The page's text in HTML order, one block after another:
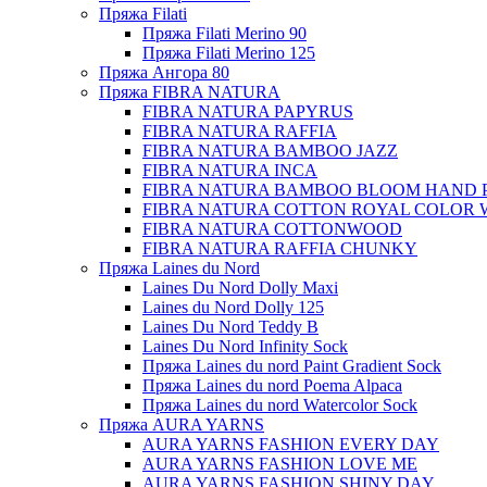
Пряжа Filati
Пряжа Filati Merino 90
Пряжа Filati Merino 125
Пряжа Ангора 80
Пряжа FIBRA NATURA
FIBRA NATURA PAPYRUS
FIBRA NATURA RAFFIA
FIBRA NATURA BAMBOO JAZZ
FIBRA NATURA INCA
FIBRA NATURA BAMBOO BLOOM HAND
FIBRA NATURA COTTON ROYAL COLOR
FIBRA NATURA COTTONWOOD
FIBRA NATURA RAFFIA CHUNKY
Пряжа Laines du Nord
Laines Du Nord Dolly Maxi
Laines du Nord Dolly 125
Laines Du Nord Teddy B
Laines Du Nord Infinity Sock
Пряжа Laines du nord Paint Gradient Sock
Пряжа Laines du nord Poema Alpaca
Пряжа Laines du nord Watercolor Sock
Пряжа AURA YARNS
AURA YARNS FASHION EVERY DAY
AURA YARNS FASHION LOVE ME
AURA YARNS FASHION SHINY DAY